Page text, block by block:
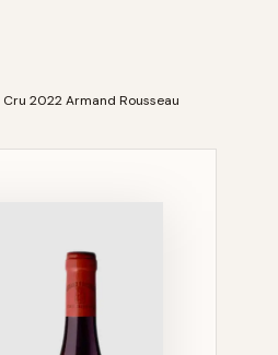
2022 Armand Rousseau